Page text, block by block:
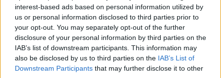
interest-based ads based on personal information utilized by
us or personal information disclosed to third parties prior to
your opt-out. You may separately opt-out of the further
disclosure of your personal information by third parties on the
IAB’s list of downstream participants. This information may
also be disclosed by us to third parties on the IAB’s List of
Downstream Participants that may further disclose it to other
ha attraversato l'Appennino fra le province di Firenze e Forlì
alle 23.18 di ieri, a sei chilometri di profondità nel sottosuolo ed
epicentro a otto chilometri di distanza da San Godenzo, sul
versante toscano della catena montuosa.
Un'altra scossa, di magnitudo 2.3, è stata registrata 14 minuti dopo
la mezzanotte nella stessa zona.